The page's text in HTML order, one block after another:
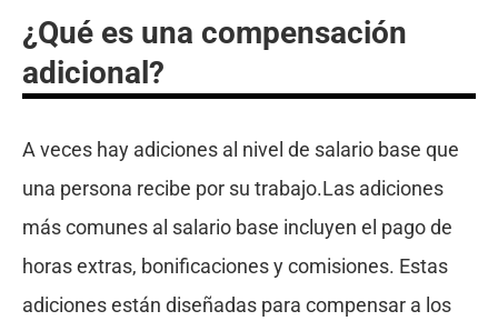
¿Qué es una compensación
adicional?
A veces hay adiciones al nivel de salario base que
una persona recibe por su trabajo.Las adiciones
más comunes al salario base incluyen el pago de
horas extras, bonificaciones y comisiones. Estas
adiciones están diseñadas para compensar a los